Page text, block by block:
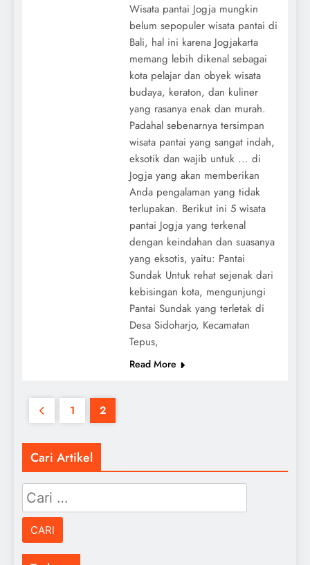
Wisata pantai Jogja mungkin
belum sepopuler wisata pantai di
Bali, hal ini karena Jogjakarta
memang lebih dikenal sebagai
kota pelajar dan obyek wisata
budaya, keraton, dan kuliner
yang rasanya enak dan murah.
Padahal sebenarnya tersimpan
wisata pantai yang sangat indah,
eksotik dan wajib untuk ... di
Jogja yang akan memberikan
Anda pengalaman yang tidak
terlupakan. Berikut ini 5 wisata
pantai Jogja yang terkenal
dengan keindahan dan suasanya
yang eksotis, yaitu: Pantai
Sundak Untuk rehat sejenak dari
kebisingan kota, mengunjungi
Pantai Sundak yang terletak di
Desa Sidoharjo, Kecamatan
Tepus,
Read More
1 2
Cari Artikel
Cari
untuk: